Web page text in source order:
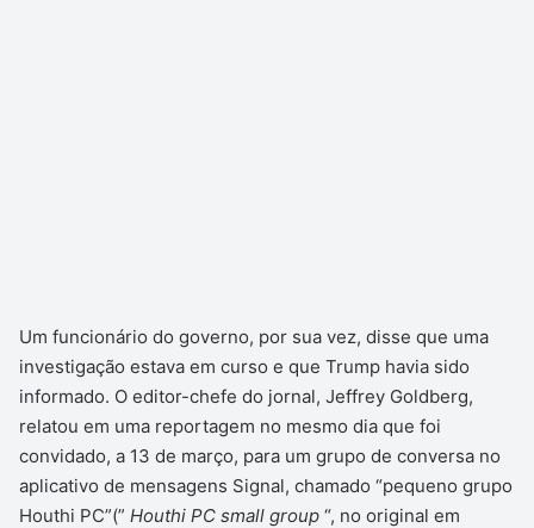
Um funcionário do governo, por sua vez, disse que uma
investigação estava em curso e que Trump havia sido
informado. O editor-chefe do jornal, Jeffrey Goldberg,
relatou em uma reportagem no mesmo dia que foi
convidado, a 13 de março, para um grupo de conversa no
aplicativo de mensagens Signal, chamado “pequeno grupo
Houthi PC”(” Houthi PC small group “, no original em